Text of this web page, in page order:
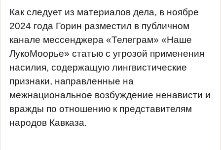
Как следует из материалов дела, в ноябре
2024 года Горин разместил в публичном
канале мессенджера «Телеграм» «Наше
ЛукоМоорье» статью с угрозой применения
насилия, содержащую лингвистические
признаки, направленные на
межнациональное возбуждение ненависти и
вражды по отношению к представителям
народов Кавказа.